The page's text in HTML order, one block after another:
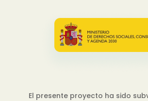
El presente proyecto ha sido